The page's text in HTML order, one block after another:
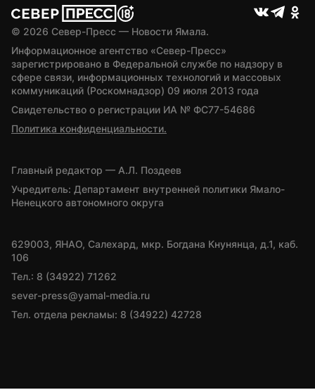
© 2026 Север-Пресс — Новости Ямала.
Информационное агентство «Север-Пресс»
зарегистрировано в Федеральной службе по надзору в
сфере связи, информационных технологий и массовых
коммуникаций (Роскомнадзор) 09 июля 2013 года
Свидетельство о регистрации ИА № ФС77-54686
Политика конфиденциальности.
Главный редактор — А.Л. Поздеев
Учредитель: Департамент внутренней политики Ямало-
Ненецкого автономного округа
629003, ЯНАО, Салехард, мкр. Богдана Кнунянца, д.1, каб.
106
Тел.: 8 (34922) 71262
sever-press@yamal-media.ru
Тел. отдела рекламы: 8 (34922) 42728